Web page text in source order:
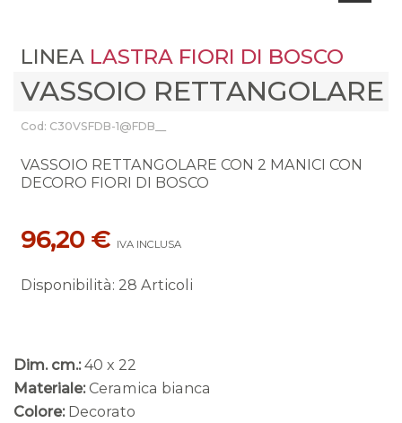
LINEA LASTRA FIORI DI BOSCO
VASSOIO RETTANGOLARE
Cod: C30VSFDB-1@FDB__
VASSOIO RETTANGOLARE CON 2 MANICI CON
DECORO FIORI DI BOSCO
96,20 € IVA INCLUSA
Disponibilità: 28 Articoli
Dim. cm.: 40 x 22
Materiale: Ceramica bianca
Colore: Decorato